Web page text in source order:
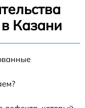
Казани